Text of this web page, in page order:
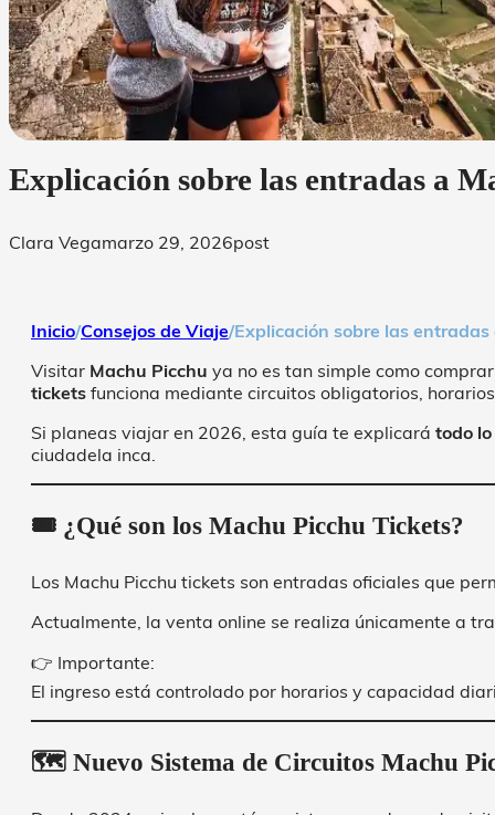
Explicación sobre las entradas a
Clara Vegamarzo 29, 2026post
Inicio/Consejos de Viaje/Explicación sobre las
Visitar Machu Picchu ya no es tan simple como
tickets funciona mediante circuitos obligatorios,
Si planeas viajar en 2026, esta guía te explicará todo
ciudadela inca.
🎟️ ¿Qué son los Machu Picchu Tickets?
Los Machu Picchu tickets son entradas oficiales que
Actualmente, la venta online se realiza únicamente a
👉 Importante:
El ingreso está controlado por horarios y capacidad
🗺️ Nuevo Sistema de Circuitos Machu